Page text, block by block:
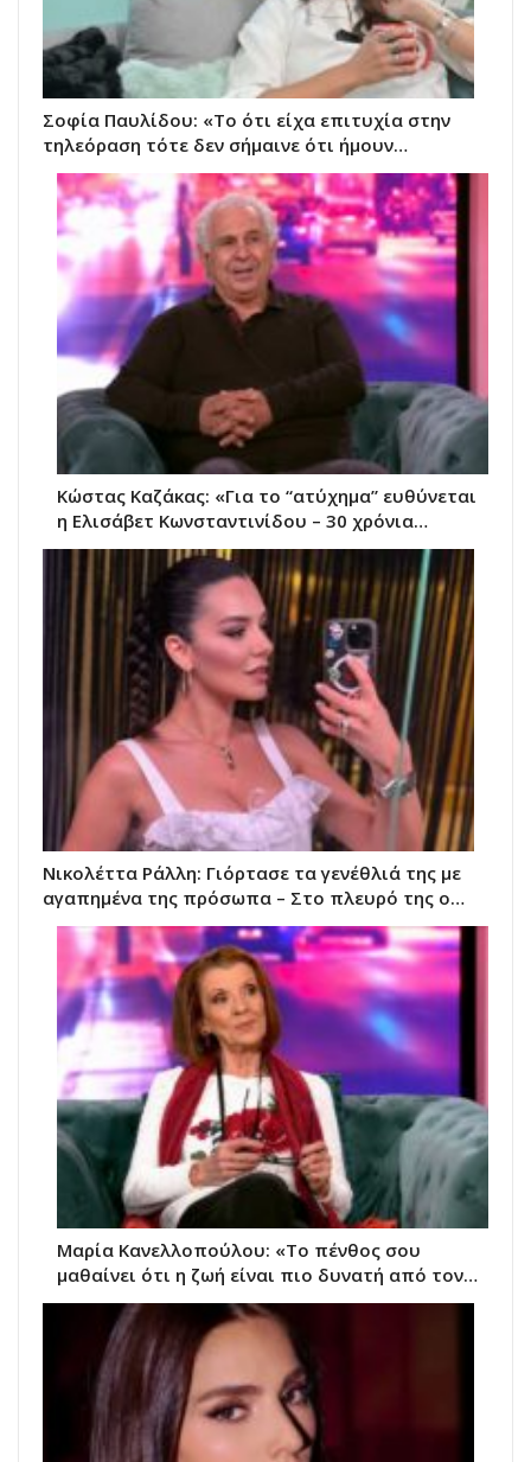
Σοφία Παυλίδου: «Το ότι είχα επιτυχία στην
τηλεόραση τότε δεν σήμαινε ότι ήμουν…
Κώστας Καζάκας: «Για το “ατύχημα” ευθύνεται
η Ελισάβετ Κωνσταντινίδου – 30 χρόνια…
Νικολέττα Ράλλη: Γιόρτασε τα γενέθλιά της με
αγαπημένα της πρόσωπα – Στο πλευρό της ο…
Μαρία Κανελλοπούλου: «Το πένθος σου
μαθαίνει ότι η ζωή είναι πιο δυνατή από τον…